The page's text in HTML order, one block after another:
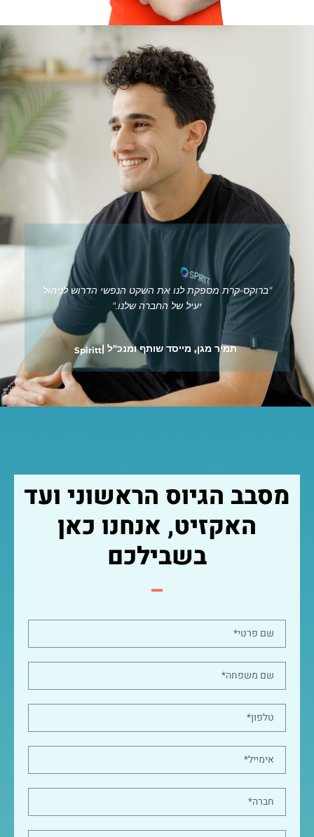
"ברוקס-קרת מספקת לנו את השקט הנפשי הדרוש לניהול
יעיל של החברה שלנו."
תמיר מגן, מייסד שותף ומנכ"ל |Spiritt
מסבב הגיוס הראשוני ועד
האקזיט, אנחנו כאן
בשבילכם